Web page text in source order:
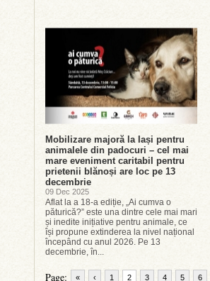
Mobilizare majoră la Iași pentru
animalele din padocuri – cel mai
mare eveniment caritabil pentru
prietenii blănoși are loc pe 13
decembrie
09 Dec 2025
Aflat la a 18-a ediție, „Ai cumva o
păturică?” este una dintre cele mai mari
și inedite inițiative pentru animale, ce
își propune extinderea la nivel național
începând cu anul 2026. Pe 13
decembrie, în...
Page: « ‹ 1 2 3 4 5 6